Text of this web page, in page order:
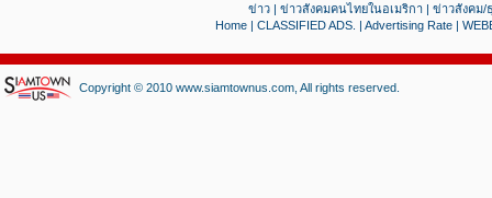
ข่าว| ข่าวสังคมคนไทยในอเมริกา| ข่าวสังคม/
Home| CLASSIFIED ADS. | Advertising Rate|
Copyright © 2010 www.siamtownus.com, All rights reserved.